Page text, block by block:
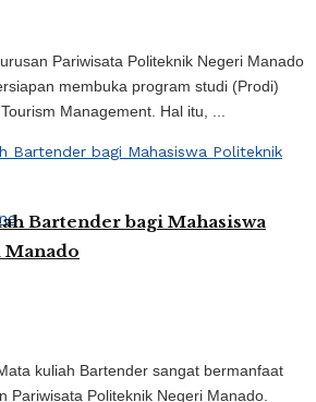
Pariwisata Politeknik Negeri Manado
membuka program studi (Prodi)
Management. Hal itu, ...
Bartender bagi Mahasiswa
kuliah Bartender sangat bermanfaat
Pariwisata Politeknik Negeri Manado.